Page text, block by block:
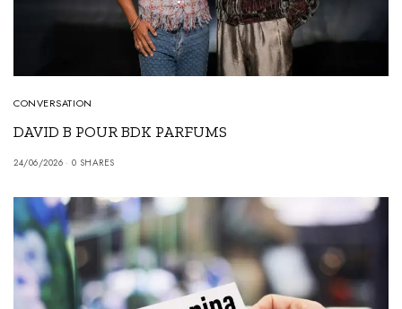
CONVERSATION
DAVID B POUR BDK PARFUMS
24/06/2026 0 SHARES